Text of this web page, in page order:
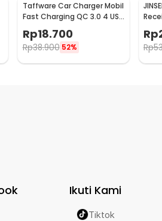
Taffware Car Charger Mobil
Fast Charging QC 3.0 4 USB
A Port 7A 35W - BK-358
Rp18.700
Rp38.900 52%
Rp
Rp
Ikuti Kami
Tiktok